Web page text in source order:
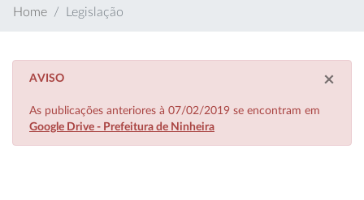
Home Legislação
×
AVISO
As publicações anteriores à 07/02/2019 se encontram em
Google Drive - Prefeitura de Ninheira